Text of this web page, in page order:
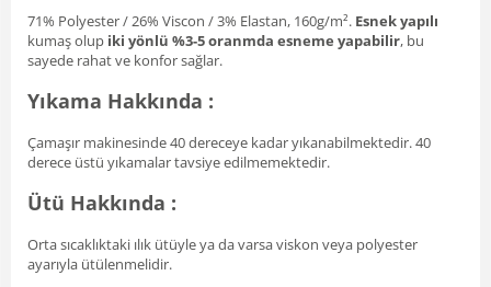
71% Polyester / 26% Viscon / 3% Elastan, 160g/m². Esnek yapılı
kumaş olup iki yönlü %3-5 oranmda esneme yapabilir, bu
sayede rahat ve konfor sağlar.
Yıkama Hakkında :
Çamaşır makinesinde 40 dereceye kadar yıkanabilmektedir. 40
derece üstü yıkamalar tavsiye edilmemektedir.
Ütü Hakkında :
Orta sıcaklıktaki ılık ütüyle ya da varsa viskon veya polyester
ayarıyla ütülenmelidir.